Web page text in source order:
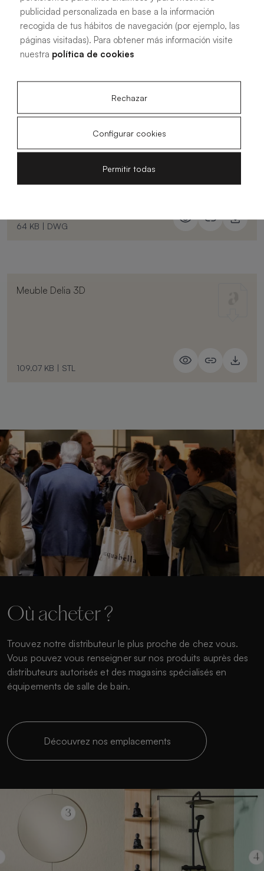
Dessin technique meuble Delia
527.4 KB|PDF
Meuble Delia 2D
64 KB | DWG
Meuble Delia 3D
109.07 KB | STL
Où acheter ?
Trouvez notre distributeur le plus proche de chez vous.
Vous pouvez vous renseigner sur nos produits auprès des
distributeurs autorisés et des magasins spécialisés en
équipements de salle de bain.
Découvrez nos emplacements
publicidad personalizada en base a la información
recogida de tus hábitos de navegación (por ejemplo, las
páginas visitadas). Para obtener más información visite
nuestra política de cookies
Rechazar
Configurar cookies
Permitir todas